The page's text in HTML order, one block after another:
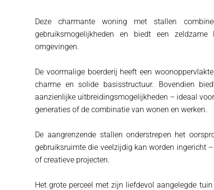
Deze charmante woning met stallen
gebruiksmogelijkheden en biedt een
omgevingen.
De voormalige boerderij heeft een
charme en solide basisstructuur. Bovendien
aanzienlijke uitbreidingsmogelijkheden – ideaal
generaties of de combinatie van wonen en werken.
De aangrenzende stallen onderstrepen het
gebruiksruimte die veelzijdig kan worden ingericht
of creatieve projecten.
Het grote perceel met zijn liefdevol aangelegde